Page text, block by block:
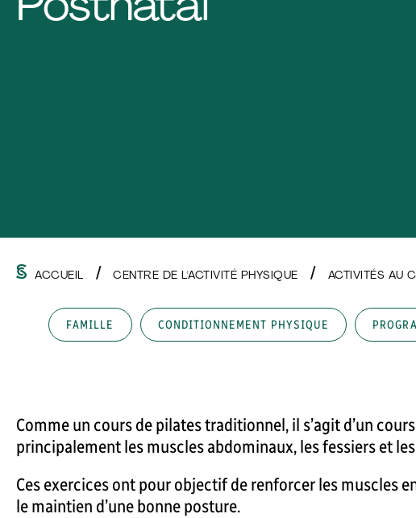
ACCUEIL CENTRE DE L'ACTIVITÉ PHYSIQUE ACTIVITÉS AU
FAMILLE CONDITIONNEMENT PHYSIQUE
Comme un cours de pilates traditionnel, il s’agit d’un
principalement les muscles abdominaux, les fessiers et
Ces exercices ont pour objectif de renforcer les muscles
le maintien d’une bonne posture.